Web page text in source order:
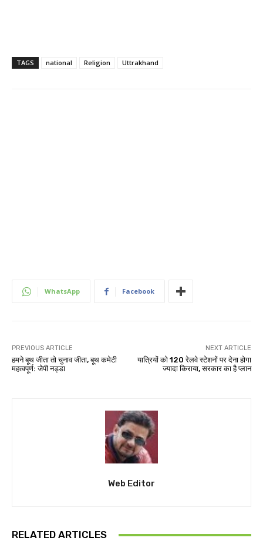
TAGS national Religion Uttrakhand
WhatsApp Facebook
PREVIOUS ARTICLE
हमने बूथ जीता तो चुनाव जीता, बूथ कमेटी
महत्वपूर्ण: जेपी नड्डा
NEXT ARTICLE
यात्रियों को 120 रेलवे स्टेशनों पर देना होगा
ज्यादा किराया, सरकार का है प्लान
Web Editor
RELATED ARTICLES